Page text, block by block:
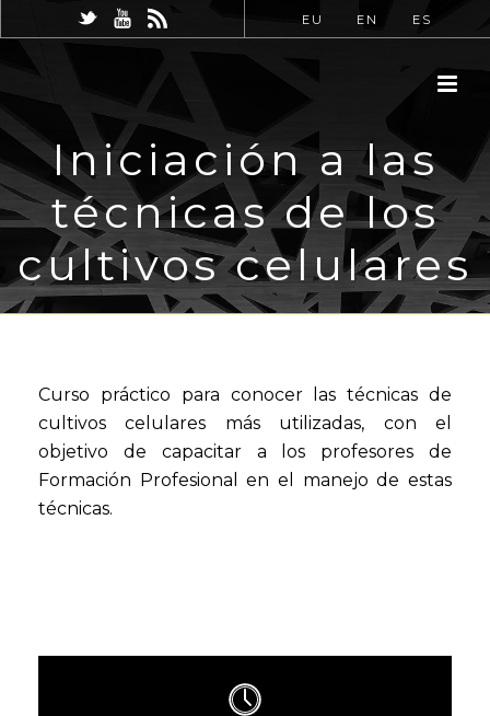
EU EN ES
Iniciación a las
técnicas de los
cultivos celulares
Curso práctico para conocer las técnicas de
cultivos celulares más utilizadas, con el
objetivo de capacitar a los profesores de
Formación Profesional en el manejo de estas
técnicas.